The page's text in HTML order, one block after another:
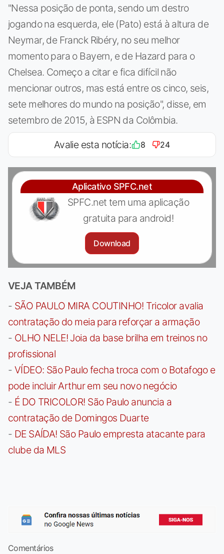
"Nessa posição de ponta, sendo um destro
jogando na esquerda, ele (Pato) está à altura de
Neymar, de Franck Ribéry, no seu melhor
momento para o Bayern, e de Hazard para o
Chelsea. Começo a citar e fica difícil não
mencionar outros, mas está entre os cinco, seis,
sete melhores do mundo na posição", disse, em
setembro de 2015, à ESPN da Colômbia.
Avalie esta notícia: 8 24
Aplicativo SPFC.net
SPFC.net tem uma aplicação
gratuita para android!
Download
VEJA TAMBÉM
- SÃO PAULO MIRA COUTINHO! Tricolor avalia
contratação do meia para reforçar a armação
- OLHO NELE! Joia da base brilha em treinos no
profissional
- VÍDEO: São Paulo fecha troca com o Botafogo e
pode incluir Arthur em seu novo negócio
- É DO TRICOLOR! São Paulo anuncia a
contratação de Domingos Duarte
- DE SAÍDA! São Paulo empresta atacante para
clube da MLS
Comentários